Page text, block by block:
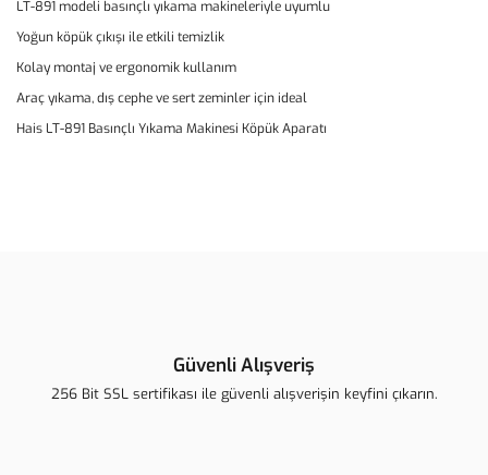
LT-891 modeli basınçlı yıkama makineleriyle uyumlu
Yoğun köpük çıkışı ile etkili temizlik
Kolay montaj ve ergonomik kullanım
Araç yıkama, dış cephe ve sert zeminler için ideal
Hais LT-891 Basınçlı Yıkama Makinesi Köpük Aparatı
Ürün açıklamasında eksik bilgiler bulunuyor.
Güvenli Alışveriş
256 Bit SSL sertifikası ile güvenli alışverişin keyfini çıkarın.